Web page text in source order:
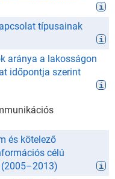
típusainak
aránya a lakosságon
időpontja szerint
és kötelező
célú
(2005–2013)